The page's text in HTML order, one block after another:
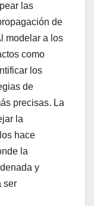
las
de
modelar a los
como
los
de
precisas. La
la
hace
la
y
ser